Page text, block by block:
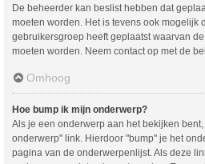
De beheerder kan beslist hebben dat
moeten worden. Het is tevens ook mogelijk
gebruikersgroep heeft geplaatst waarvan
moeten worden. Neem contact op met de
Omhoog
Hoe bump ik mijn onderwerp?
Als je een onderwerp aan het bekijken
onderwerp" link. Hierdoor "bump" je het
pagina van de onderwerpenlijst. Als deze